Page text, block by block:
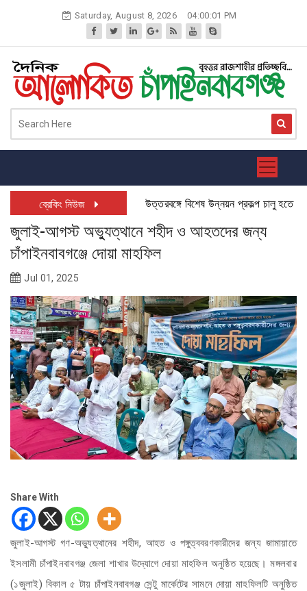
Saturday, August 8, 2026 04:00:02 PM
ব্রেকিং নিউজ উত্তরবঙ্গে বিশেষ উন্নয়ন প্রকল্প চালু হতে
জুলাই-আগস্ট অভ্যুত্থানে শহীদ ও আহতদের জন্য
চাঁপাইনবাবগঞ্জে দোয়া মাহফিল
Jul 01, 2025
Share With
জুলাই-আগস্ট গণ-অভ্যুত্থানের শহীদ, আহত ও পঙ্গুত্ববরণকারীদের জন্য জামায়াতে
ইসলামী চাঁপাইনবাবগঞ্জ জেলা শাখার উদ্যোগে দোয়া মাহফিল অনুষ্ঠিত হয়েছে। মঙ্গলবার
(১জুলাই) বিকাল ৫ টায় চাঁপাইনবাবগঞ্জ সেন্টু মার্কেটের সামনে দোয়া মাহফিলটি অনুষ্ঠিত